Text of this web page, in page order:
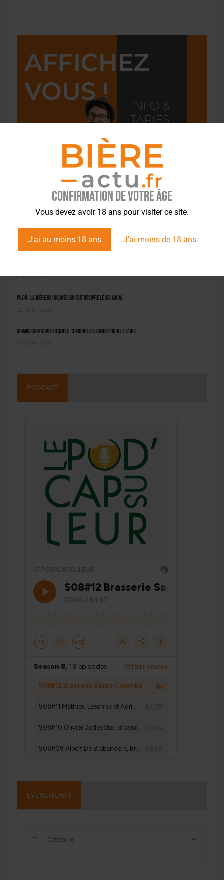
Confirmation de votre âge
Vous devez avoir 18 ans pour visiter ce site.
J'ai au moins 18 ans J'ai moins de 18 ans
6 août 2026
Pilou : la bière bio niçoise qui fait revivre le jeu local
Grimbergen Cuvée Réserve : 3 nouvelles bières pour la table
PODCAST
ÉVÉNEMENTS